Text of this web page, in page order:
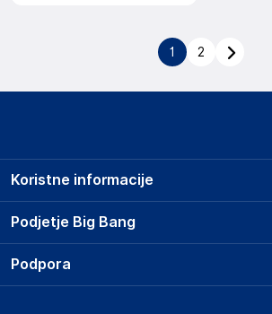
1 2
Podjetje Big Bang
O podjetju
Koristne informacije
Prodajna mesta
Storitve
Dostava, vnos in odvoz
Podpora